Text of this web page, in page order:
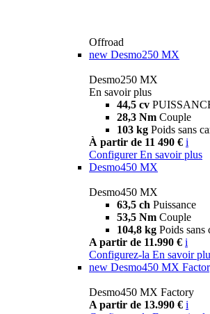
Offroad
new Desmo250 MX
Desmo250 MX
En savoir plus
44,5 cv
28,3 Nm Couple
103 kg Poids sans
À partir de 11 490 € i
Configurer En savoir plus
Desmo450 MX
Desmo450 MX
63,5 ch Puissance
53,5 Nm Couple
104,8 kg Poids sans
A partir de 11.990 € i
Configurez-la En savoir
new Desmo450 MX
Desmo450 MX Factory
A partir de 13.990 € i